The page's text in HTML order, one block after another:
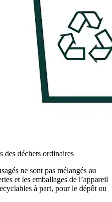
des déchets ordinaires
ne sont pas mélangés au
et les emballages de l’appareil
à part, pour le dépôt ou